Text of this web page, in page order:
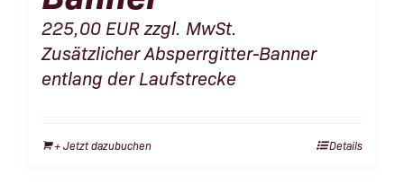
225,00 EURzzgl. MwSt.
Zusätzlicher Absperrgitter-Banner
entlang der Laufstrecke
+ Jetzt dazubuchen Details